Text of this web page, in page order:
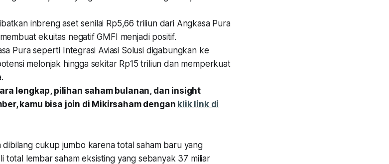
inbreng aset senilai Rp5,66 triliun dari Angkasa Pura
ekuitas negatif GMFI menjadi positif.
Pura seperti Integrasi Aviasi Solusi digabungkan ke
melonjak hingga sekitar Rp15 triliun dan memperkuat
lengkap, pilihan saham bulanan, dan insight
kamu bisa join di Mikirsaham dengan klik link di
dibilang cukup jumbo karena total saham baru yang
lembar saham eksisting yang sebanyak 37 miliar